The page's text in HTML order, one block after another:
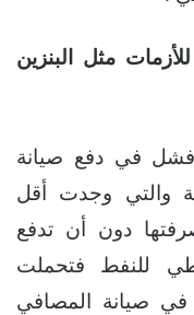
مثل البنزين
فشل في دفع صيانة
والتي وجدت أقل
دون أن تدفع
للنفط فتحملت
صيانة المصافي